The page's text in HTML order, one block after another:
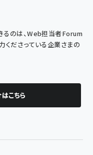
るのは、Web担当者Forum
くださっている企業さまの
こちら